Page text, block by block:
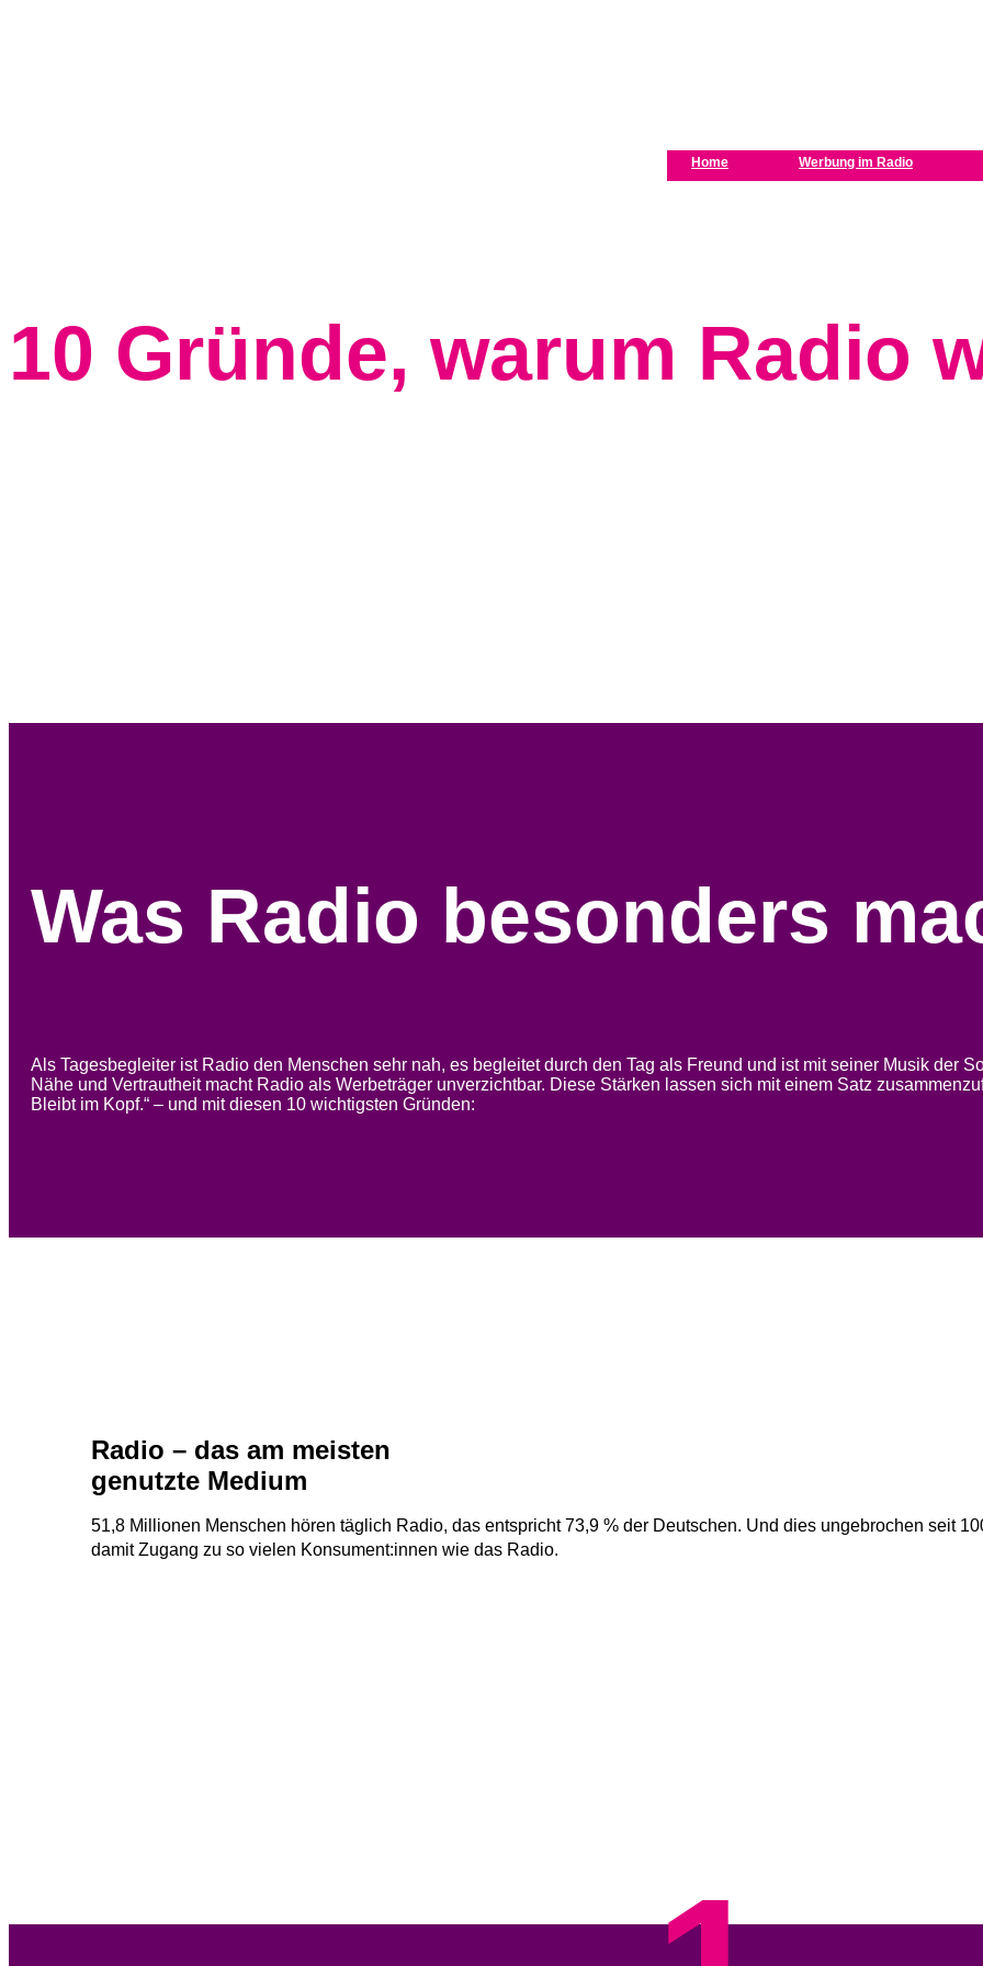
Home Werbung im Radio
10 Gründe, warum Radio
Was Radio besonders
Als Tagesbegleiter ist Radio den Menschen sehr nah, es begleitet durch den Tag als Freund und ist mit seiner Musik der
Nähe und Vertrautheit macht Radio als Werbeträger unverzichtbar. Diese Stärken lassen sich mit einem Satz
Bleibt im Kopf.“ – und mit diesen 10 wichtigsten Gründen:
Radio – das am meisten
genutzte Medium
51,8 Millionen Menschen hören täglich Radio, das entspricht 73,9 % der Deutschen. Und dies ungebrochen seit
damit Zugang zu so vielen Konsument:innen wie das Radio.